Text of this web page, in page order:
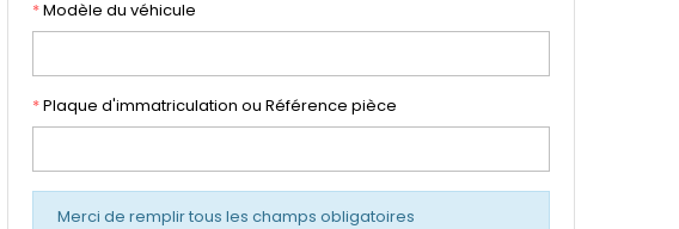
*Modèle du véhicule
*Plaque d'immatriculation ou Référence pièce
Merci de remplir tous les champs obligatoires